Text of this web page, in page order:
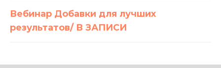
Вебинар Добавки для лучших
результатов/ В ЗАПИСИ